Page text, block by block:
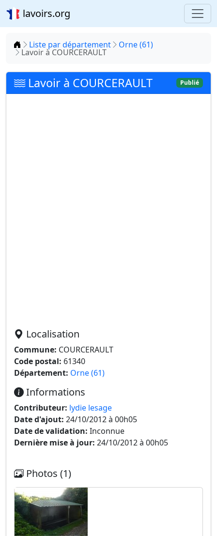
lavoirs.org
Accueil
Liste par département Orne (61)
Lavoir à COURCERAULT
Lavoir à COURCERAULT Publié
Localisation
Commune: COURCERAULT
Code postal: 61340
Département: Orne (61)
Informations
Contributeur: lydie lesage
Date d'ajout: 24/10/2012 à 00h05
Date de validation: Inconnue
Dernière mise à jour: 24/10/2012 à 00h05
Photos (1)